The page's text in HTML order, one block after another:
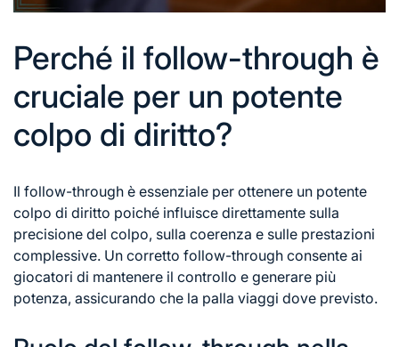
Perché il follow-through è
cruciale per un potente
colpo di diritto?
Il follow-through è essenziale per ottenere un potente
colpo di diritto poiché influisce direttamente sulla
precisione del colpo, sulla coerenza e sulle prestazioni
complessive. Un corretto follow-through consente ai
giocatori di mantenere il controllo e generare più
potenza, assicurando che la palla viaggi dove previsto.